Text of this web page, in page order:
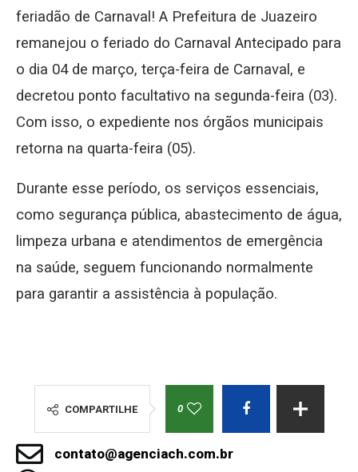
feriadão de Carnaval! A Prefeitura de Juazeiro
remanejou o feriado do Carnaval Antecipado para
o dia 04 de março, terça-feira de Carnaval, e
decretou ponto facultativo na segunda-feira (03).
Com isso, o expediente nos órgãos municipais
retorna na quarta-feira (05).
Durante esse período, os serviços essenciais,
como segurança pública, abastecimento de água,
limpeza urbana e atendimentos de emergência
na saúde, seguem funcionando normalmente
para garantir a assistência à população.
COMPARTILHE 0
contato@agenciach.com.br